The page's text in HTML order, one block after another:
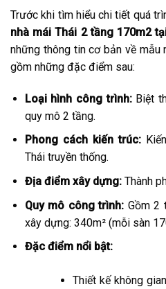
Trước khi tìm hiểu chi tiết quá
nhà mái Thái 2 tầng 170m2
những thông tin cơ bản về mẫu
gồm những đặc điểm sau:
Loại hình công trình:Biệt
quy mô 2 tầng.
Phong cách kiến trúc:
Thái truyền thống.
Địa điểm xây dựng:Thành
Quy mô công trình: Gồm 2
xây dựng: 340m² (mỗi sàn
Đặc điểm nổi bật:
Thiết kế không